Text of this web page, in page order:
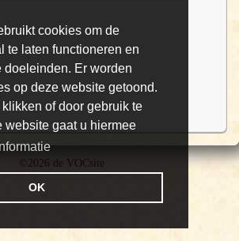
cookies om de
te laten functioneren en
doeleinden. Er worden
op deze website getoond.
of door gebruik te
website gaat u hiermee
OK
©2026 de VOCsite